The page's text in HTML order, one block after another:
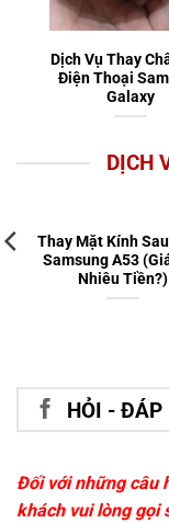
Dịch Vụ Thay
Điện Thoại
Galaxy
DỊCH
Thay Mặt Kính
Samsung A53
Nhiêu Tiền?)
HỎI - ĐÁP
Đối với những câu
khách vui lòng gọi